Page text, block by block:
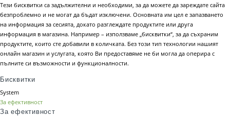
Тези бисквитки са задължителни и необходими, за да можете да зареждате сайта
безпроблемно и не могат да бъдат изключени. Основната им цел е запазването
на информация за сесията, докато разглеждате продуктите или друга
информация в магазина. Например – използваме „бисквитки“, за да съхраним
продуктите, които сте добавили в количката. Без този тип технологии нашият
онлайн магазин и услугата, която Ви предоставяме не би могла да оперира с
пълните си възможности и функционалности.
Бисквитки
System
За ефективност
За ефективност